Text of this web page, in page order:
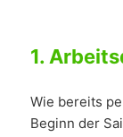
1.
Wie bereits
Beginn der